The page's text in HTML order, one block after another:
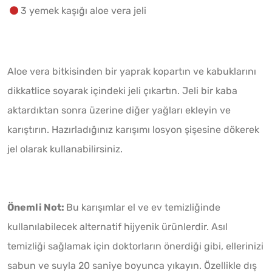
3 yemek kaşığı aloe vera jeli
Aloe vera bitkisinden bir yaprak kopartın ve kabuklarını
dikkatlice soyarak içindeki jeli çıkartın. Jeli bir kaba
aktardıktan sonra üzerine diğer yağları ekleyin ve
karıştırın. Hazırladığınız karışımı losyon şişesine dökerek
jel olarak kullanabilirsiniz.
Önemli Not: Bu karışımlar el ve ev temizliğinde
kullanılabilecek alternatif hijyenik ürünlerdir. Asıl
temizliği sağlamak için doktorların önerdiği gibi, ellerinizi
sabun ve suyla 20 saniye boyunca yıkayın. Özellikle dış